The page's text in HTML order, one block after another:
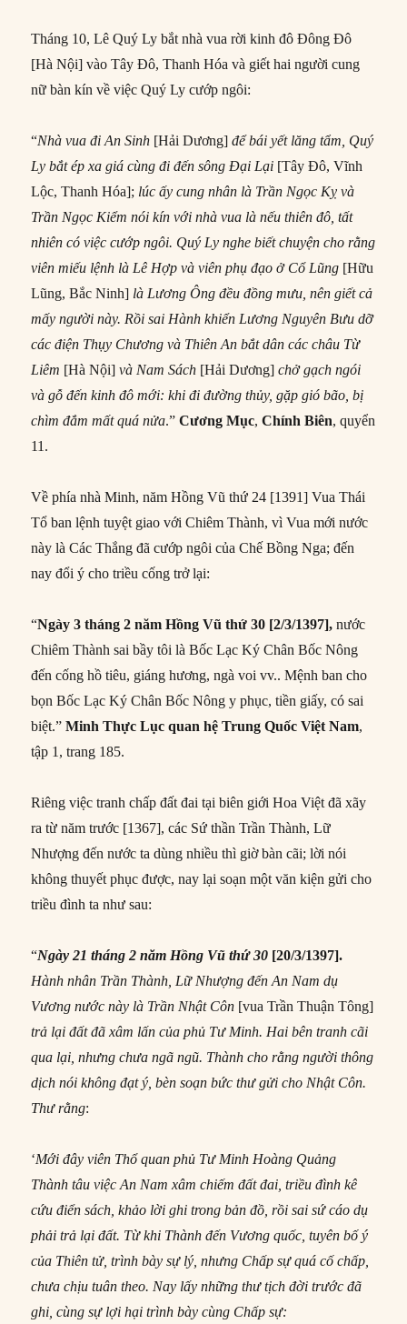
Tháng 10, Lê Quý Ly bắt nhà vua rời kinh đô Đông Đô
[Hà Nội] vào Tây Đô, Thanh Hóa và giết hai người cung
nữ bàn kín về việc Quý Ly cướp ngôi:
“Nhà vua đi An Sinh [Hải Dương]để bái yết lăng tẩm, Quý
Ly bắt ép xa giá cùng đi đến sông Đại Lại [Tây Đô, Vĩnh
Lộc, Thanh Hóa]; lúc ấy cung nhân là Trần Ngọc Kỵ và
Trần Ngọc Kiểm nói kín với nhà vua là nếu thiên đô, tất
nhiên có việc cướp ngôi. Quý Ly nghe biết chuyện cho rằng
viên miếu lệnh là Lê Hợp và viên phụ đạo ở Cổ Lũng [Hữu
Lũng, Bắc Ninh] là Lương Ông đều đồng mưu, nên giết cả
mấy người này. Rồi sai Hành khiển Lương Nguyên Bưu dỡ
các điện Thụy Chương và Thiên An bắt dân các châu Từ
Liêm [Hà Nội] và Nam Sách [Hải Dương]chở gạch ngói
và gỗ đến kinh đô mới: khi đi đường thủy, gặp gió bão, bị
chìm đắm mất quá nửa.” Cương Mục,Chính Biên, quyển
11.
Về phía nhà Minh, năm Hồng Vũ thứ 24 [1391] Vua Thái
Tổ ban lệnh tuyệt giao với Chiêm Thành, vì Vua mới nước
này là Các Thắng đã cướp ngôi của Chế Bồng Nga; đến
nay đổi ý cho triều cống trở lại:
“Ngày 3 tháng 2 năm Hồng Vũ thứ 30 [2/3/1397], nước
Chiêm Thành sai bầy tôi là Bốc Lạc Ký Chân Bốc Nông
đến cống hồ tiêu, giáng hương, ngà voi vv.. Mệnh ban cho
bọn Bốc Lạc Ký Chân Bốc Nông y phục, tiền giấy, có sai
biệt.”Minh Thực Lục quan hệ Trung Quốc Việt Nam,
tập 1, trang 185.
Riêng việc tranh chấp đất đai tại biên giới Hoa Việt đã xãy
ra từ năm trước [1367], các Sứ thần Trần Thành, Lữ
Nhượng đến nước ta dùng nhiều thì giờ bàn cãi; lời nói
không thuyết phục được, nay lại soạn một văn kiện gửi cho
triều đình ta như sau:
“Ngày 21 tháng 2 năm Hồng Vũ thứ 30 [20/3/1397].
Hành nhân Trần Thành, Lữ Nhượng đến An Nam dụ
Vương nước này là Trần Nhật Côn [vua Trần Thuận Tông]
trả lại đất đã xâm lấn của phủ Tư Minh. Hai bên tranh cãi
qua lại, nhưng chưa ngã ngũ. Thành cho rằng người thông
dịch nói không đạt ý, bèn soạn bức thư gửi cho Nhật Côn.
Thư rằng:
‘Mới đây viên Thổ quan phủ Tư Minh Hoàng Quảng
Thành tâu việc An Nam xâm chiếm đất đai, triều đình kê
cứu điển sách, khảo lời ghi trong bản đồ, rồi sai sứ cáo dụ
phải trả lại đất. Từ khi Thành đến Vương quốc, tuyên bố ý
của Thiên tử, trình bày sự lý, nhưng Chấp sự quá cố chấp,
chưa chịu tuân theo. Nay lấy những thư tịch đời trước đã
ghi, cùng sự lợi hại trình bày cùng Chấp sự: